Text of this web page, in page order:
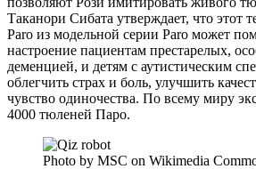
Таканори Сибата утверждает, что этот
Paro из модельной серии Paro может
настроение пациентам престарелых,
деменцией, и детям с аутистическим
облегчить страх и боль, улучшить
чувство одиночества. По всему миру
4000 тюленей Паро.
Photo by MSC on Wikimedia